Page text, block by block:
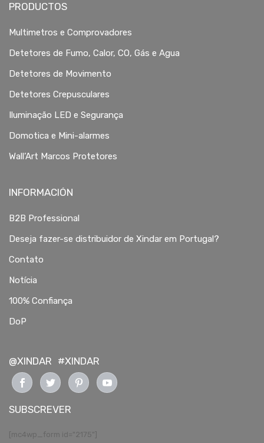
PRODUCTOS
Multimetros e Comprovadores
Detetores de Fumo, Calor, CO, Gás e Agua
Detetores de Movimento
Detetores Crepusculares
Iluminação LED e Segurança
Domotica e Mini-alarmes
Wall’Art Marcos Protetores
INFORMACIÓN
B2B Professional
Deseja fazer-se distribuidor de Xindar em Portugal?
Contato
Notícia
100% Confiança
DoP
@XINDAR #XINDAR
SUBSCREVER
[mc4wp_form id="2175"]